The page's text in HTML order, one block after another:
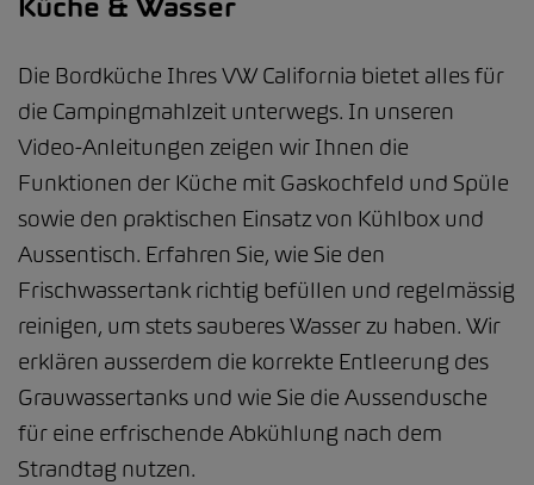
Küche & Wasser
Die Bordküche Ihres VW California bietet alles für
die Campingmahlzeit unterwegs. In unseren
Video-Anleitungen zeigen wir Ihnen die
Funktionen der Küche mit Gaskochfeld und Spüle
sowie den praktischen Einsatz von Kühlbox und
Aussentisch. Erfahren Sie, wie Sie den
Frischwassertank richtig befüllen und regelmässig
reinigen, um stets sauberes Wasser zu haben. Wir
erklären ausserdem die korrekte Entleerung des
Grauwassertanks und wie Sie die Aussendusche
für eine erfrischende Abkühlung nach dem
Strandtag nutzen.